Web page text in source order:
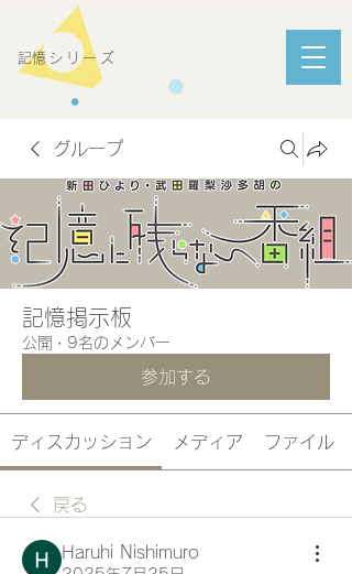
​記憶シリーズ
グループ
記憶掲示板
公開 · 9名のメンバー
参加する
ディスカッション メディア ファイル
戻る
Haruhi Nishimuro